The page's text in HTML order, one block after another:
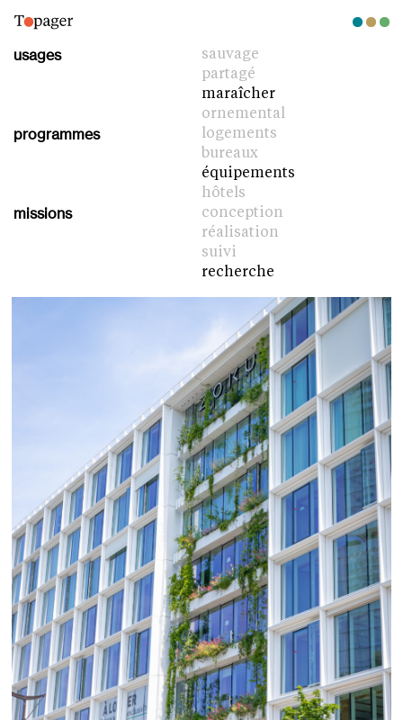
usages
sauvage
partagé
maraîcher
ornemental
programmes
logements
bureaux
équipements
hôtels
missions
conception
réalisation
suivi
recherche